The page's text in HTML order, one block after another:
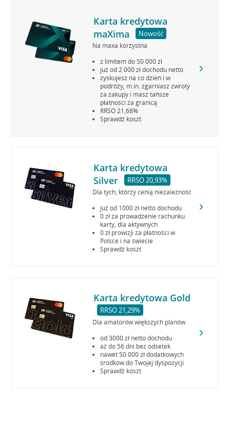
Karta kredytowa
maXima
Nowość
Na maxa korzystna
z limitem do 50 000 zł
już od 2 000 zł dochodu netto
zyskujesz na co dzień i w
podróży, m.in. zgarniasz zwroty
za zakupy i masz tańsze
płatności za granicą
RRSO 21,68%
Sprawdź koszt
Karta kredytowa
Silver
RRSO 20,93%
Dla tych, którzy cenią niezależność
już od 1000 zł netto dochodu
0 zł za prowadzenie rachunku
karty, dla aktywnych
0 zł prowizji za płatności w
Polsce i na świecie
Sprawdź koszt
Karta kredytowa Gold
RRSO 21,29%
Dla amatorów większych planów
od 3000 zł netto dochodu
aż do 56 dni bez odsetek
nawet 50 000 zł dodatkowych
środków do Twojej dyspozycji
Sprawdź koszt